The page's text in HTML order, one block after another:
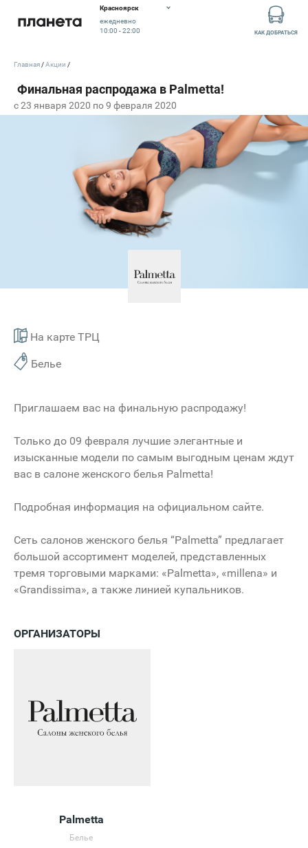
Красноярск
ежедневно
10:00 - 22:00
КАК ДОБРАТЬСЯ
c 23 января 2020 по 9 февраля 2020
На карте ТРЦ
Белье
Главная Акции
Приглашаем вас на финальную распродажу!
Только до 09 февраля лучшие элегантные и
изысканные модели по самым выгодным ценам ждут
вас в салоне женского белья Palmetta!
Подробная информация на официальном сайтe.
Сеть салонов женского белья “Palmetta” предлагает
большой ассортимент моделей, представленных
тремя торговыми марками: «Palmetta», «millena» и
«Grandissima», а также линией купальников.
ОРГАНИЗАТОРЫ
Palmetta
Белье